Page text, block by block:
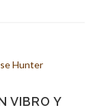
VIBRO Y